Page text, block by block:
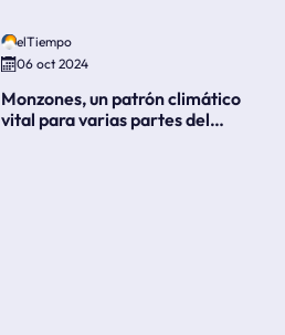
elTiempo
06 oct 2024
Monzones, un patrón climático
vital para varias partes del